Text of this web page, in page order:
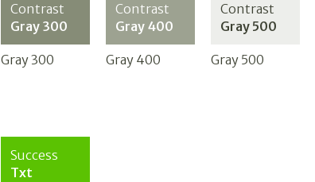
Contrast
Gray 300
Gray 300
Contrast
Gray 400
Gray 400
Contrast
Gray 500
Gray 500
Success
Txt